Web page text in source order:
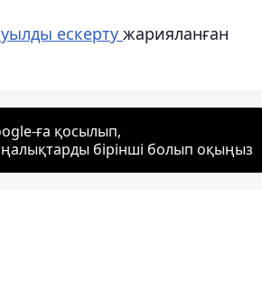
ескерту жарияланған
ға қосылып,
бірінші болып оқыңыз